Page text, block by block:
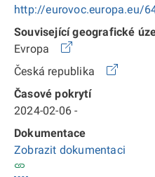
http://eurovoc.europa.eu/
Související geografické
Evropa
Česká republika
Časové pokrytí
2024-02-06 -
Dokumentace
Zobrazit dokumentaci